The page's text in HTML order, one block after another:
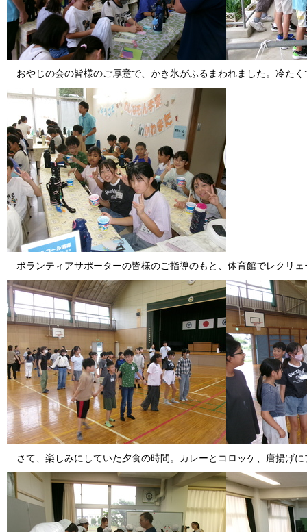
おやじの会の皆様のご厚意で、かき氷がふるまわれました。冷たく
ボランティアサポーターの皆様のご指導のもと、体育館でレクリ
さて、楽しみにしていた夕食の時間。カレーとコロッケ、唐揚げ